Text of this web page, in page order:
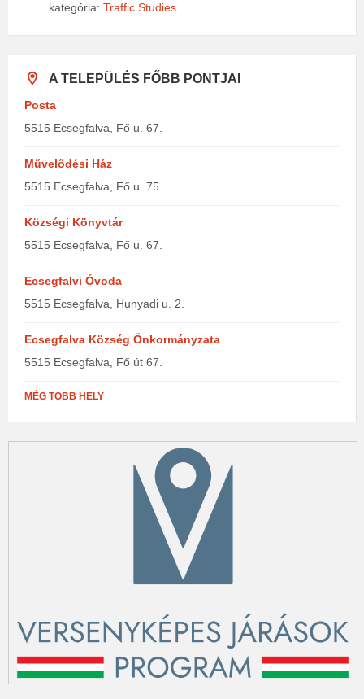
kategória: Traffic Studies
A TELEPÜLÉS FŐBB PONTJAI
Posta
5515 Ecsegfalva, Fő u. 67.
Művelődési Ház
5515 Ecsegfalva, Fő u. 75.
Községi Könyvtár
5515 Ecsegfalva, Fő u. 67.
Ecsegfalvi Óvoda
5515 Ecsegfalva, Hunyadi u. 2.
Ecsegfalva Község Önkormányzata
5515 Ecsegfalva, Fő út 67.
MÉG TÖBB HELY